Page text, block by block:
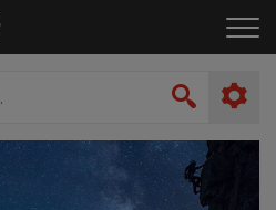
le